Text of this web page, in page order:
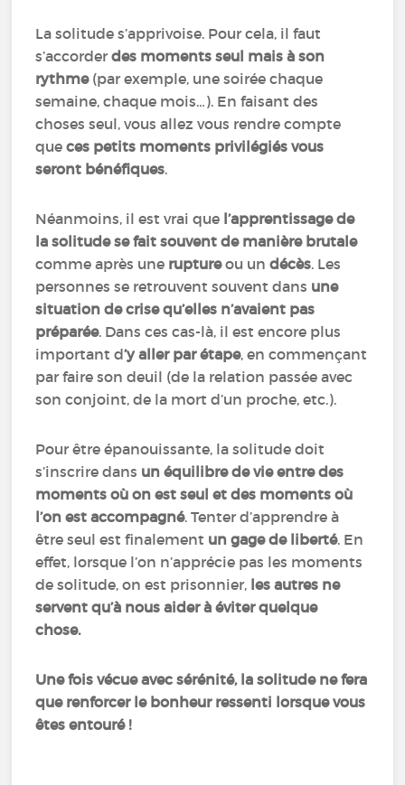
La solitude s’apprivoise. Pour cela, il faut
s’accorderdes moments seul mais à son
rythme(par exemple, une soirée chaque
semaine, chaque mois…). En faisant des
choses seul, vous allez vous rendre compte
que ces petits moments privilégiés vous
seront bénéfiques.
Néanmoins, il est vrai que l’apprentissage de
la solitude se fait souvent de manière brutale
comme après une ruptureou undécès. Les
personnes se retrouvent souvent dans une
situation de crise qu’elles n’avaient pas
préparée. Dans ces cas-là, il est encore plus
important d’y aller par étape, en commençant
par faire son deuil (de la relation passée avec
son conjoint, de la mort d’un proche, etc.).
Pour être épanouissante, la solitude doit
s’inscrire dans un équilibre de vie entre des
moments où on est seul et des moments où
l’on est accompagné. Tenter d’apprendre à
être seul est finalement un gage de liberté. En
effet, lorsque l’on n’apprécie pas les moments
de solitude, on est prisonnier, les autres ne
servent qu’à nous aider à éviter quelque
chose.
Une fois vécue avec sérénité, la solitude ne fera
que renforcer le bonheur ressenti lorsque vous
êtes entouré !